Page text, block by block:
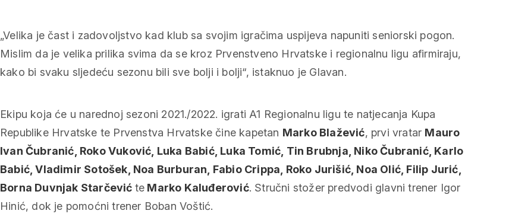
„Velika je čast i zadovoljstvo kad klub sa svojim igračima uspijeva napuniti seniorski pogon.
Mislim da je velika prilika svima da se kroz Prvenstveno Hrvatske i regionalnu ligu afirmiraju,
kako bi svaku sljedeću sezonu bili sve bolji i bolji“, istaknuo je Glavan.
Ekipu koja će u narednoj sezoni 2021./2022. igrati A1 Regionalnu ligu te natjecanja Kupa
Republike Hrvatske te Prvenstva Hrvatske čine kapetan Marko Blažević, prvi vratar Mauro
Ivan Čubranić, Roko Vuković, Luka Babić, Luka Tomić, Tin Brubnja, Niko Čubranić, Karlo
Babić, Vladimir Sotošek, Noa Burburan, Fabio Crippa, Roko Jurišić, Noa Olić, Filip Jurić,
Borna Duvnjak Starčević te Marko Kaluđerović. Stručni stožer predvodi glavni trener Igor
Hinić, dok je pomoćni trener Boban Voštić.